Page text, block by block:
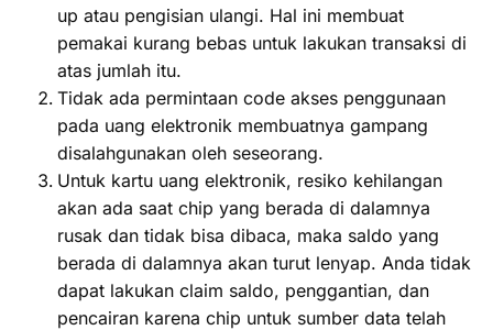
up atau pengisian ulangi. Hal ini membuat
pemakai kurang bebas untuk lakukan transaksi di
atas jumlah itu.
Tidak ada permintaan code akses penggunaan
pada uang elektronik membuatnya gampang
disalahgunakan oleh seseorang.
Untuk kartu uang elektronik, resiko kehilangan
akan ada saat chip yang berada di dalamnya
rusak dan tidak bisa dibaca, maka saldo yang
berada di dalamnya akan turut lenyap. Anda tidak
dapat lakukan claim saldo, penggantian, dan
pencairan karena chip untuk sumber data telah